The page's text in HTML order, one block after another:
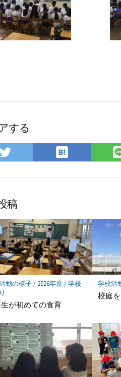
する
Twitter
で
ア
は
て
マ
ー
ク
に
保
存
稿
動の様子/ 2026年度/学校
生が初めての食育
学校活
校庭